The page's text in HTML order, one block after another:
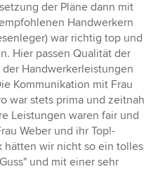
der Pläne dann mit
Handwerkern
war richtig top und
Hier passen Qualität der
Handwerkerleistungen
Kommunikation mit Frau
war stets prima und zeitnah
Leistungen waren fair und
Weber und ihr Top!-
hätten wir nicht so ein tolles
und mit einer sehr